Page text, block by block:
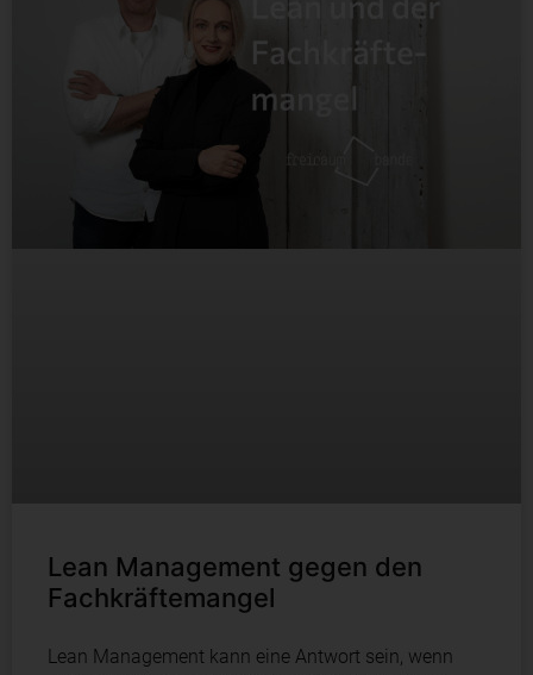
Lean Management gegen den
Fachkräftemangel
Lean Management kann eine Antwort sein, wenn